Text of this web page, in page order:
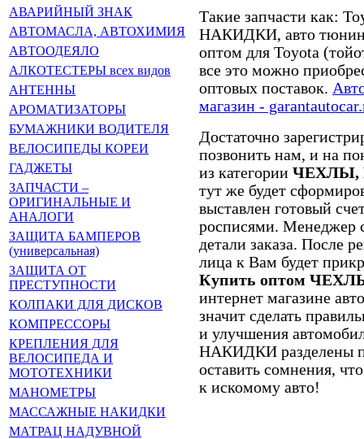
АВАРИЙНЫЙ ЗНАК
АВТОМАСЛА, АВТОХИМИЯ
АВТООДЕЯЛО
АЛКОТЕСТЕРЫ всех видов
АНТЕННЫ
АРОМАТИЗАТОРЫ
БУМАЖНИКИ ВОДИТЕЛЯ
ВЕЛОСИПЕДЫ КОРЕИ
ГАДЖЕТЫ
ЗАПЧАСТИ –
ОРИГИНАЛЬНЫЕ И
АНАЛОГИ
ЗАЩИТА БАМПЕРОВ
(универсальная)
ЗАЩИТА ОТ
ПРЕСТУПНОСТИ
КОЛПАКИ ДЛЯ ДИСКОВ
КОМПРЕССОРЫ
КРЕПЛЕНИЯ ДЛЯ
ВЕЛОСИПЕДА И
МОТОТЕХНИКИ
МАНОМЕТРЫ
МАССАЖНЫЕ НАКИДКИ
МАТРАЦ НАДУВНОЙ
Такие запчасти как:
НАКИДКИ, авто
оптом для Toyota
все это можно
оптовых поставок.
магазин -
Достаточно
позвонить нам, и на
из категории ЧЕХЛЫ,
тут же будет
выставлен готовый
росписями. Менеджер
детали заказа. После
лица к Вам будет
Купить оптом
интернет магазине
значит сделать
и улучшения
НАКИДКИ разделены
оставить сомнения,
к искомому авто!